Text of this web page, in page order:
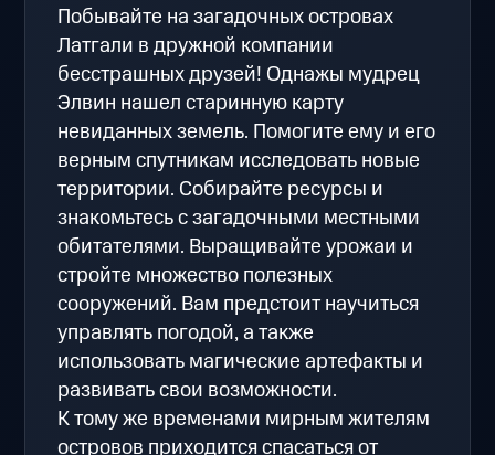
Побывайте на загадочных островах
Латгали в дружной компании
бесстрашных друзей! Однажы мудрец
Элвин нашел старинную карту
невиданных земель. Помогите ему и его
верным спутникам исследовать новые
территории. Собирайте ресурсы и
знакомьтесь с загадочными местными
обитателями. Выращивайте урожаи и
стройте множество полезных
сооружений. Вам предстоит научиться
управлять погодой, а также
использовать магические артефакты и
развивать свои возможности.
К тому же временами мирным жителям
островов приходится спасаться от